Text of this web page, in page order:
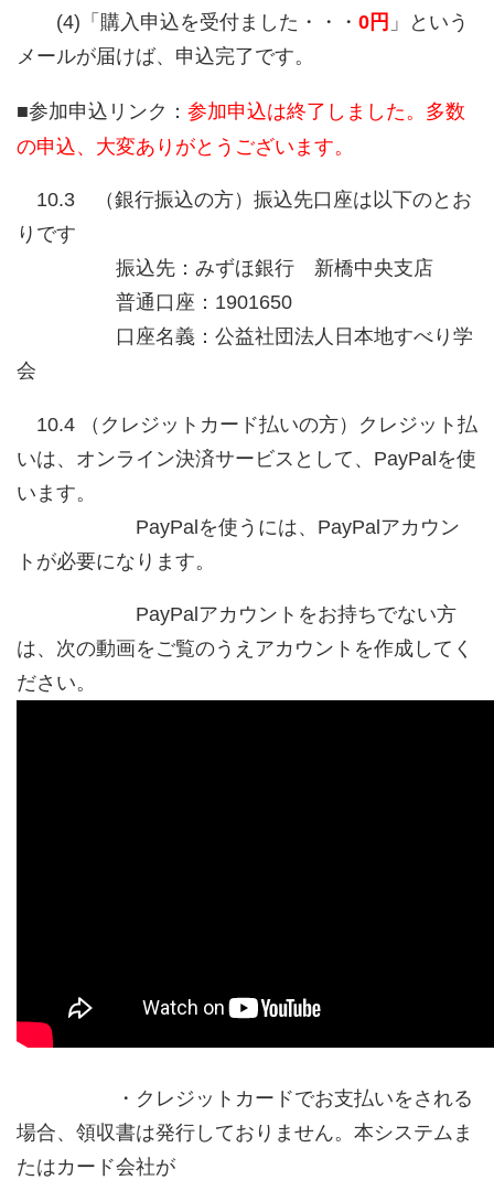
(4)「購入申込を受付ました・・・ 0円 」という
メールが届けば、申込完了です。
■参加申込リンク： 参加申込は終了しました。多数
の申込、大変ありがとうございます。
10.3 （銀行振込の方）振込先口座は以下のとお
りです
振込先：みずほ銀行 新橋中央支店
普通口座：1901650
口座名義：公益社団法人日本地すべり学
会
10.4 （クレジットカード払いの方）クレジット払
いは、オンライン決済サービスとして、PayPalを使
います。
PayPalを使うには、PayPalアカウン
トが必要になります。
PayPalアカウントをお持ちでない方
は、次の動画をご覧のうえアカウントを作成してく
ださい。
・クレジットカードでお支払いをされる
場合、領収書は発行しておりません。本システムま
たはカード会社が